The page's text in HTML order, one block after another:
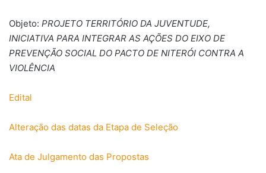
Objeto: PROJETO TERRITÓRIO DA JUVENTUDE,
INICIATIVA PARA INTEGRAR AS AÇÕES DO EIXO DE
PREVENÇÃO SOCIAL DO PACTO DE NITERÓI CONTRA A
VIOLÊNCIA
Edital
Alteração das datas da Etapa de Seleção
Ata de Julgamento das Propostas